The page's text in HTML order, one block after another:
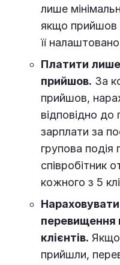
лише
якщо прийшов
її
Платити лише
прийшов. За
прийшов,
відповідно до
зарплати за
групова подія
співробітник
кожного з 5
Нараховувати
перевищення
клієнтів. Якщо
прийшли,